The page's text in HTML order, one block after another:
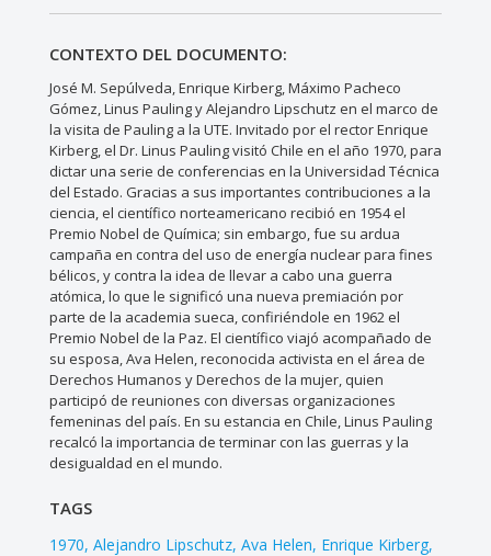
CONTEXTO DEL DOCUMENTO:
José M. Sepúlveda, Enrique Kirberg, Máximo Pacheco
Gómez, Linus Pauling y Alejandro Lipschutz en el marco de
la visita de Pauling a la UTE. Invitado por el rector Enrique
Kirberg, el Dr. Linus Pauling visitó Chile en el año 1970, para
dictar una serie de conferencias en la Universidad Técnica
del Estado. Gracias a sus importantes contribuciones a la
ciencia, el científico norteamericano recibió en 1954 el
Premio Nobel de Química; sin embargo, fue su ardua
campaña en contra del uso de energía nuclear para fines
bélicos, y contra la idea de llevar a cabo una guerra
atómica, lo que le significó una nueva premiación por
parte de la academia sueca, confiriéndole en 1962 el
Premio Nobel de la Paz. El científico viajó acompañado de
su esposa, Ava Helen, reconocida activista en el área de
Derechos Humanos y Derechos de la mujer, quien
participó de reuniones con diversas organizaciones
femeninas del país. En su estancia en Chile, Linus Pauling
recalcó la importancia de terminar con las guerras y la
desigualdad en el mundo.
TAGS
1970 Alejandro Lipschutz Ava Helen Enrique Kirberg